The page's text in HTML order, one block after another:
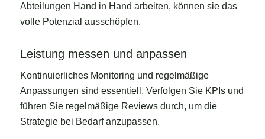
Abteilungen Hand in Hand arbeiten, können sie das
volle Potenzial ausschöpfen.
Leistung messen und anpassen
Kontinuierliches Monitoring und regelmäßige
Anpassungen sind essentiell. Verfolgen Sie KPIs und
führen Sie regelmäßige Reviews durch, um die
Strategie bei Bedarf anzupassen.